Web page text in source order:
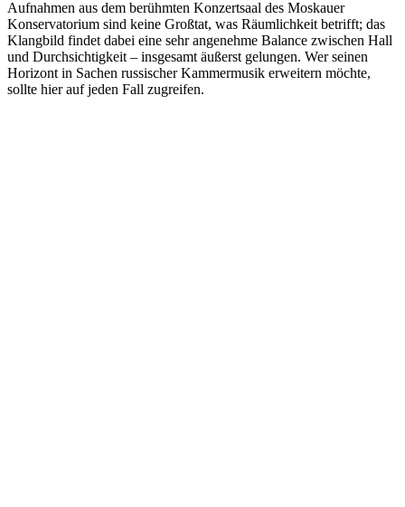
Aufnahmen aus dem berühmten Konzertsaal des Moskauer
Konservatorium sind keine Großtat, was Räumlichkeit betrifft; das
Klangbild findet dabei eine sehr angenehme Balance zwischen Hall
und Durchsichtigkeit – insgesamt äußerst gelungen. Wer seinen
Horizont in Sachen russischer Kammermusik erweitern möchte,
sollte hier auf jeden Fall zugreifen.